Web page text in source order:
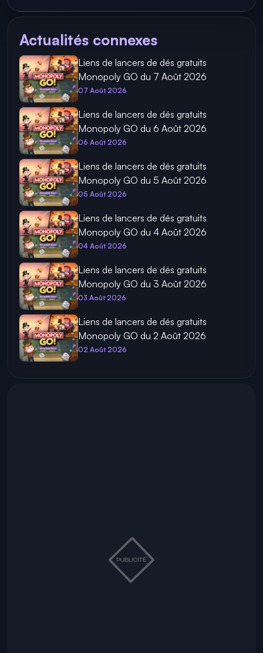
Actualités connexes
Liens de lancers de dés gratuits
Monopoly GO du 7 Août 2026
07 Août 2026
Liens de lancers de dés gratuits
Monopoly GO du 6 Août 2026
06 Août 2026
Liens de lancers de dés gratuits
Monopoly GO du 5 Août 2026
05 Août 2026
Liens de lancers de dés gratuits
Monopoly GO du 4 Août 2026
04 Août 2026
Liens de lancers de dés gratuits
Monopoly GO du 3 Août 2026
03 Août 2026
Liens de lancers de dés gratuits
Monopoly GO du 2 Août 2026
02 Août 2026